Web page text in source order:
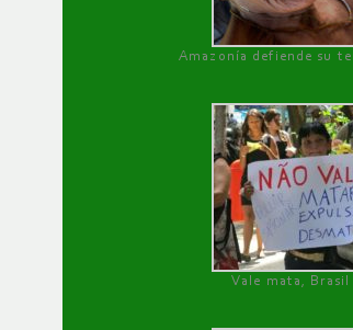
Amazonía defiende su
Vale mata, Brasil